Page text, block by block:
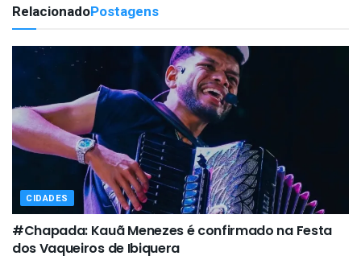
RelacionadoPostagens
CIDADES
#Chapada: Kauã Menezes é confirmado na Festa
dos Vaqueiros de Ibiquera